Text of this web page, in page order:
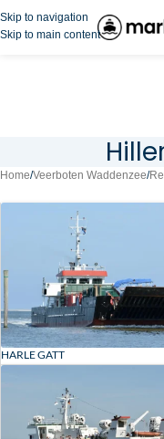
Skip to navigation
Skip to main content
Home/Veerboten Waddenzee/
HARLE GATT